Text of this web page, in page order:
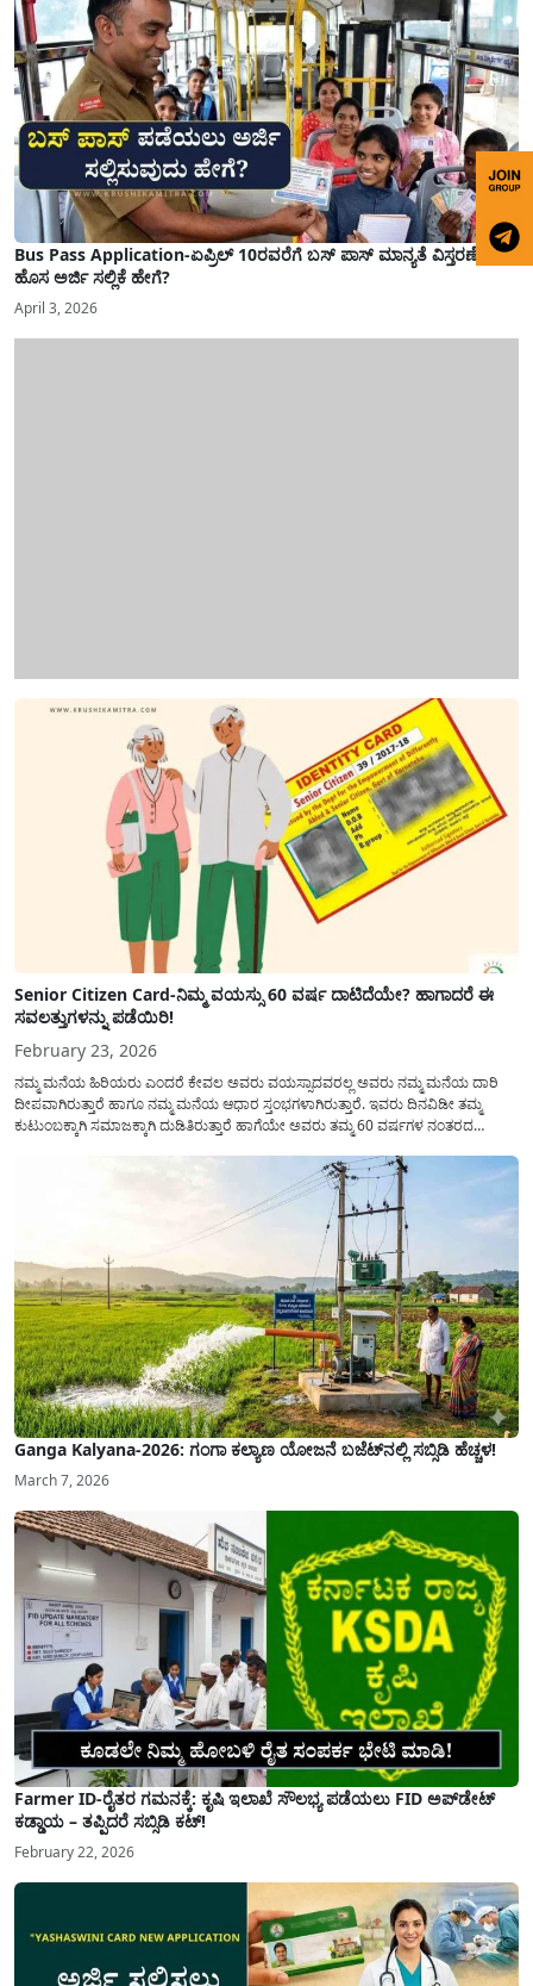
Bus Pass Application-ಏಪ್ರಿಲ್ 10ರವರೆಗೆ ಬಸ್ ಪಾಸ್ ಮಾನ್ಯತೆ ವಿಸ್ತರಣೆ,
ಹೊಸ ಅರ್ಜಿ ಸಲ್ಲಿಕೆ ಹೇಗೆ?
April 3, 2026
Senior Citizen Card-ನಿಮ್ಮ ವಯಸ್ಸು 60 ವರ್ಷ ದಾಟಿದೆಯೇ? ಹಾಗಾದರೆ ಈ
ಸವಲತ್ತುಗಳನ್ನು ಪಡೆಯಿರಿ!
February 23, 2026
ನಮ್ಮ ಮನೆಯ ಹಿರಿಯರು ಎಂದರೆ ಕೇವಲ ಅವರು ವಯಸ್ಸಾದವರಲ್ಲ ಅವರು ನಮ್ಮ ಮನೆಯ ದಾರಿ
ದೀಪವಾಗಿರುತ್ತಾರೆ ಹಾಗೂ ನಮ್ಮ ಮನೆಯ ಆಧಾರ ಸ್ತಂಭಗಳಾಗಿರುತ್ತಾರೆ. ಇವರು ದಿನವಿಡೀ ತಮ್ಮ
ಕುಟುಂಬಕ್ಕಾಗಿ ಸಮಾಜಕ್ಕಾಗಿ ದುಡಿತಿರುತ್ತಾರೆ ಹಾಗೆಯೇ ಅವರು ತಮ್ಮ 60 ವರ್ಷಗಳ ನಂತರದ
Ganga Kalyana-2026: ಗಂಗಾ ಕಲ್ಯಾಣ ಯೋಜನೆ ಬಜೆಟ್‌ನಲ್ಲಿ ಸಬ್ಸಿಡಿ ಹೆಚ್ಚಳ!
March 7, 2026
Farmer ID-ರೈತರ ಗಮನಕ್ಕೆ: ಕೃಷಿ ಇಲಾಖೆ ಸೌಲಭ್ಯ ಪಡೆಯಲು FID ಅಪ್‌ಡೇಟ್
ಕಡ್ಡಾಯ – ತಪ್ಪಿದರೆ ಸಬ್ಸಿಡಿ ಕಟ್!
February 22, 2026